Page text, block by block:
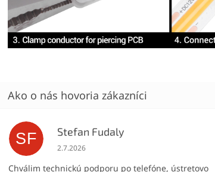
SF Stefan Fudaly
Hodnotenie obchodu je 5 z 5 hviezdičiek.
2.7.2026
Chválim technickú podporu po telefóne, ústretovo